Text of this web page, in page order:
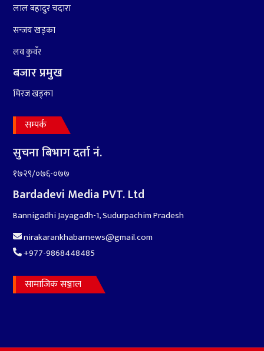
लाल बहादुर चदारा
सन्जय खड्का
लव कुवँर
बजार प्रमुख
धिरज खड्का
सम्पर्क
सुचना बिभाग दर्ता नं.
१७२९/०७६-०७७
Bardadevi Media PVT. Ltd
Bannigadhi Jayagadh-1, Sudurpachim Pradesh
nirakarankhabarnews@gmail.com
+977-9868448485
सामाजिक सञ्जाल